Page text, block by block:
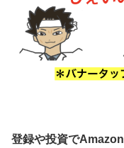
登録や投資で